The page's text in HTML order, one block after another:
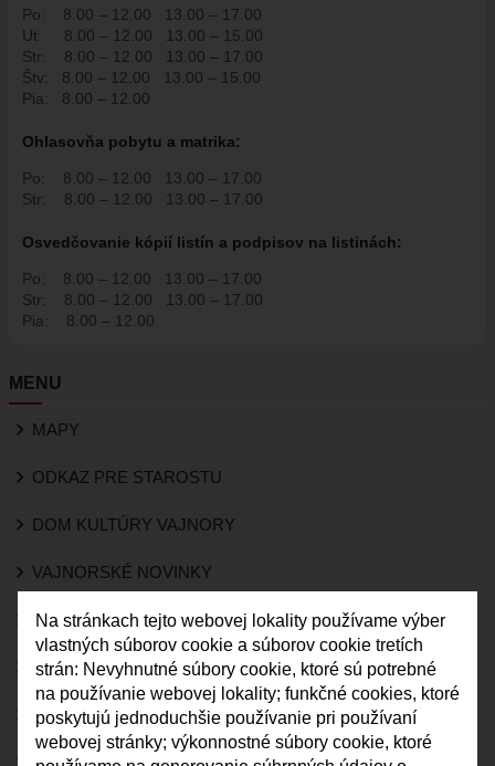
VAJNORSKÁ PODPORNÁ SPOLOČNOSŤ
PETÍCIE
PROTIPOŽIARNA OCHRANA
ROZVOJOVÉ LOKALITY
EURÓPSKE FONDY
HISTÓRIA VAJNOR
VAJNORY V MÉDIÁCH
VAJNORSKÉ NOVINKY
FOTOGALÉRIA
ZARIADENIE PRE SENIOROV "OPATRÍME VÁS"
ŠPECIALIZOVANÉ ZARIADENIE PRE SENIOROV (ALVIANO)
KULTÚRA
HARMONOGRAM PODUJATÍ
KNIŽNICA
ZDRUŽENIA A SPOLKY
KERAMICKÁ DIELŇA
VAJNORSKÉ PRODUKTY
Po: 8.00 – 12.00
13.00 – 17.00
Ut:
8.00 – 12.00
13.00 – 15.00
Str:
8.00 – 12.00
13.00 – 17.00
Štv:
8.00 – 12.00
13.00 – 15.00
Pia:
8.00 – 12.00
Ohlasovňa pobytu a matrika:
Po: 8.00 – 12.00
13.00 – 17.00
Str:
8.00 – 12.00 13.00 – 17.00
Osvedčovanie kópií listín a podpisov na listinách:
Po: 8.00 – 12.00
13.00 – 17.00
Str:
8.00 – 12.00
13.00 – 17.00
Pia:
8.00 – 12.00
MENU
MAPY
ODKAZ PRE STAROSTU
DOM KULTÚRY VAJNORY
VAJNORSKÉ NOVINKY
KVALITA OVZDUŠIA
KAMERY
VAJNORY V MÉDIÁCH
ROZHLAS
Na stránkach tejto webovej lokality používame výber
vlastných súborov cookie a súborov cookie tretích
strán: Nevyhnutné súbory cookie, ktoré sú potrebné
na používanie webovej lokality; funkčné cookies, ktoré
poskytujú jednoduchšie používanie pri používaní
webovej stránky; výkonnostné súbory cookie, ktoré